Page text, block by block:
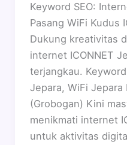
Keyword SEO:
Pasang WiFi Kudus
Dukung kreativitas
internet ICONNET
terjangkau.
Jepara, WiFi Jepara
(Grobogan) Kini
menikmati internet
untuk aktivitas